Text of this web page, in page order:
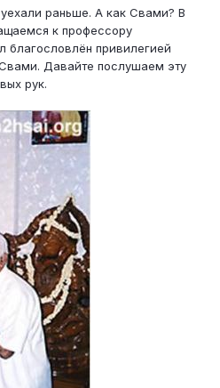
раньше. А как Свами? В
к профессору
благословлён привилегией
Давайте послушаем эту
рук.